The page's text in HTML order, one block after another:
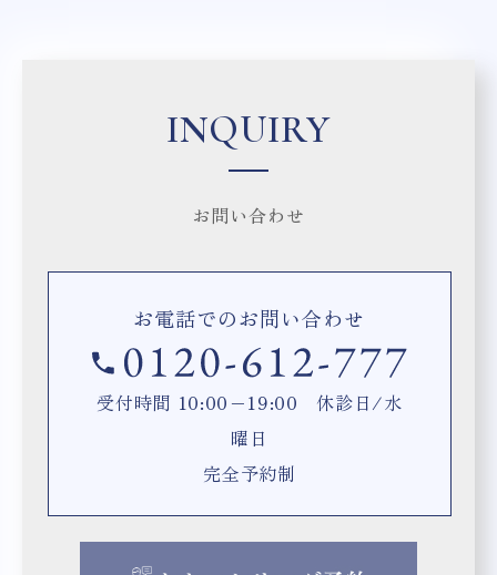
INQUIRY
お問い合わせ
お電話でのお問い合わせ
受付時間 10:00−19:00 休診日/水
曜日
完全予約制